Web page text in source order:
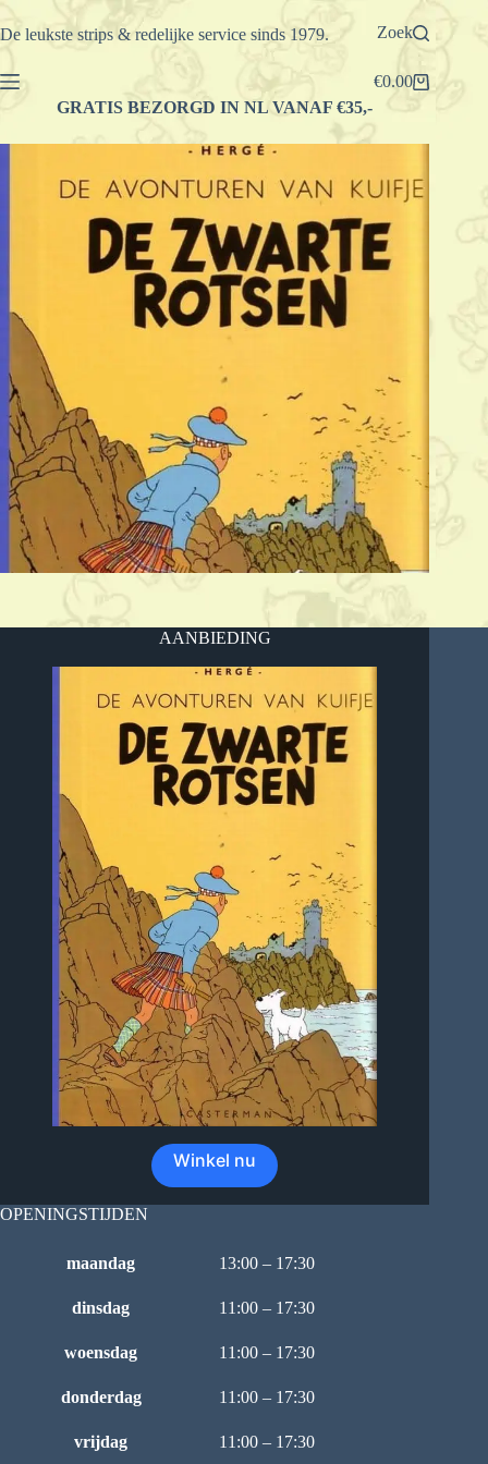
Ga
naar
De leukste strips & redelijke service sinds 1979. Zoek
Winkelwagen
€0.00
GRATIS BEZORGD IN NL VANAF €35,-
AANBIEDING
Winkel nu
OPENINGSTIJDEN
maandag 13:00 – 17:30
dinsdag 11:00 – 17:30
woensdag 11:00 – 17:30
donderdag 11:00 – 17:30
vrijdag 11:00 – 17:30